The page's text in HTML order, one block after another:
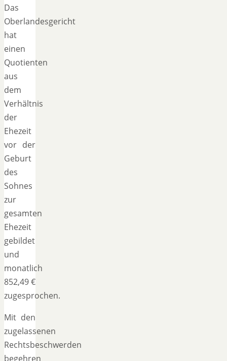
Das
Oberlandesgericht
hat
einen
Quotienten
aus
dem
Verhältnis
der
Ehezeit
vor der
Geburt
des
Sohnes
zur
gesamten
Ehezeit
gebildet
und
monatlich
852,49 €
zugesprochen.
Mit den
zugelassenen
Rechtsbeschwerden
begehren